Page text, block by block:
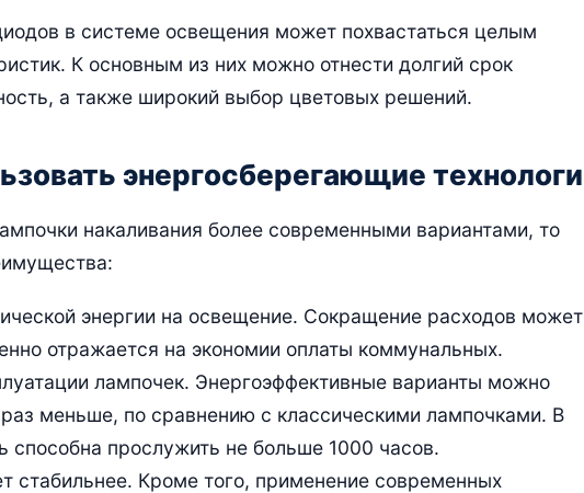
в системе освещения может похвастаться целым
К основным из них можно отнести долгий срок
а также широкий выбор цветовых решений.
энергосберегающие
накаливания более современными вариантами, то
энергии на освещение. Сокращение расходов может
отражается на экономии оплаты коммунальных.
лампочек. Энергоэффективные варианты можно
меньше, по сравнению с классическими лампочками. В
способна прослужить не больше 1000 часов.
стабильнее. Кроме того, применение современных